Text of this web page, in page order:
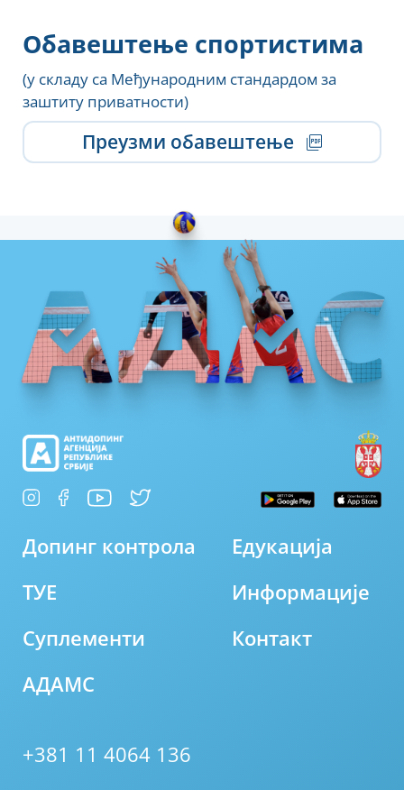
Обавештење спортистима
(у складу са Међународним стандардом за
заштиту приватности)
Преузми обавештење
Допинг контрола
ТУЕ
Суплементи
АДАМС
Едукација
Информације
Контакт
+381 11 4064 136